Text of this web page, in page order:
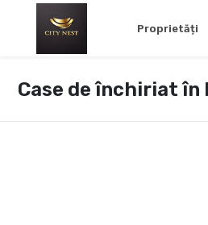
Proprietăți
Case de închiriat în